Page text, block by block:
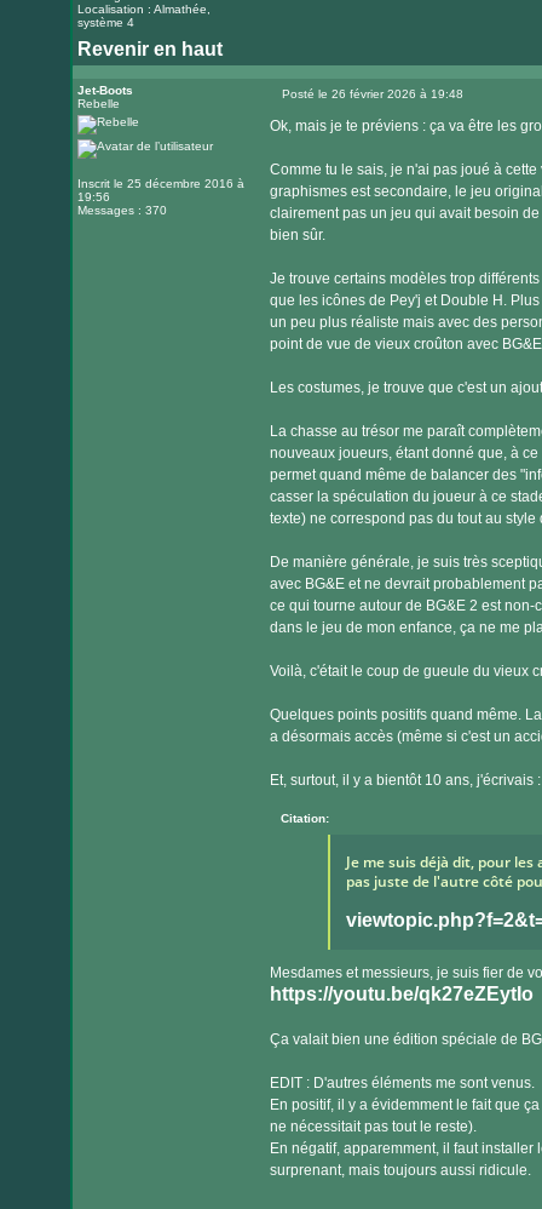
Localisation : Almathée,
système 4
Revenir en haut
Jet-Boots
Rebelle
Inscrit le 25 décembre 2016 à
19:56
Messages : 370
Posté le 26 février 2026 à 19:48
Ok, mais je te préviens : ça va être les
Comme tu le sais, je n'ai pas joué à
graphismes est secondaire, le jeu
clairement pas un jeu qui avait besoin
bien sûr.
Je trouve certains modèles trop
que les icônes de Pey'j et Double H.
un peu plus réaliste mais avec des
point de vue de vieux croûton avec
Les costumes, je trouve que c'est un
La chasse au trésor me paraît
nouveaux joueurs, étant donné que, à
permet quand même de balancer des
casser la spéculation du joueur à ce
texte) ne correspond pas du tout au style
De manière générale, je suis très
avec BG&E et ne devrait probablement
ce qui tourne autour de BG&E 2 est
dans le jeu de mon enfance, ça ne me
Voilà, c'était le coup de gueule du vieux
Quelques points positifs quand même.
a désormais accès (même si c'est un
Et, surtout, il y a bientôt 10 ans, j'écrivais :
Citation:
Je me suis déjà dit, pour
pas juste de l'autre côté
Mesdames et messieurs, je suis fier de
https://youtu.be/qk27eZEytIo
Ça valait bien une édition spéciale de
EDIT : D'autres éléments me sont venus.
En positif, il y a évidemment le fait que
ne nécessitait pas tout le reste).
En négatif, apparemment, il faut
surprenant, mais toujours aussi ridicule.